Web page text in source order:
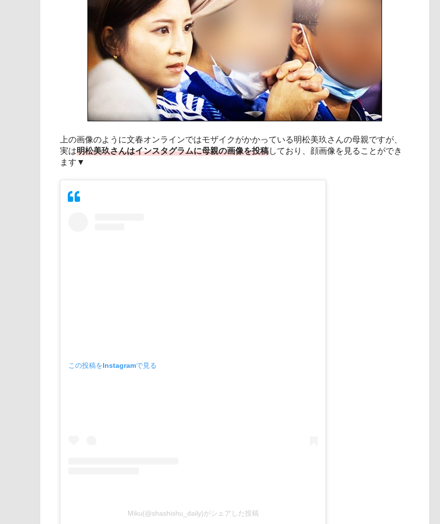
上の画像のように文春オンラインではモザイクがかかっている明松美玖さんの母親ですが、
実は明松美玖さんはインスタグラムに母親の画像を投稿しており、顔画像を見ることができ
ます▼
この投稿をInstagramで見る
Miku(@shashishu_daily)がシェアした投稿